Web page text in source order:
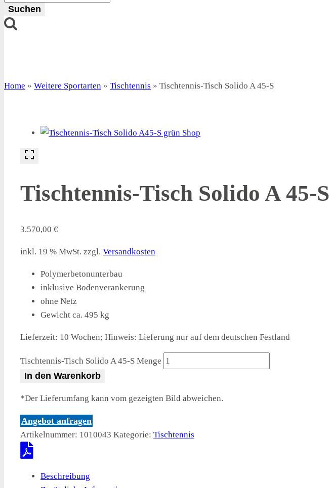
Suchen
Home » Weitere Sportarten » Tischtennis » Tischtennis-Tisch Solido A 45-S
Tischtennis-Tisch Solido A 45-S
3.570,00 €
inkl. 19 % MwSt. zzgl. Versandkosten
Polymerbetonunterbau
inklusive Bodenverankerung
ohne Netz
Gewicht ca. 495 kg
Lieferzeit: 10 Wochen; Hinweis: Lieferung nur auf dem deutschen Festland
Tischtennis-Tisch Solido A 45-S Menge
In den Warenkorb
*Der Lieferumfang kann vom gezeigten Bild abweichen.
Angebot anfragen
Artikelnummer: 1010043 Kategorie: Tischtennis
Beschreibung